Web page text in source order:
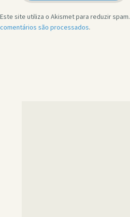
Este site utiliza o Akismet para reduzir spam.
comentários são processados.